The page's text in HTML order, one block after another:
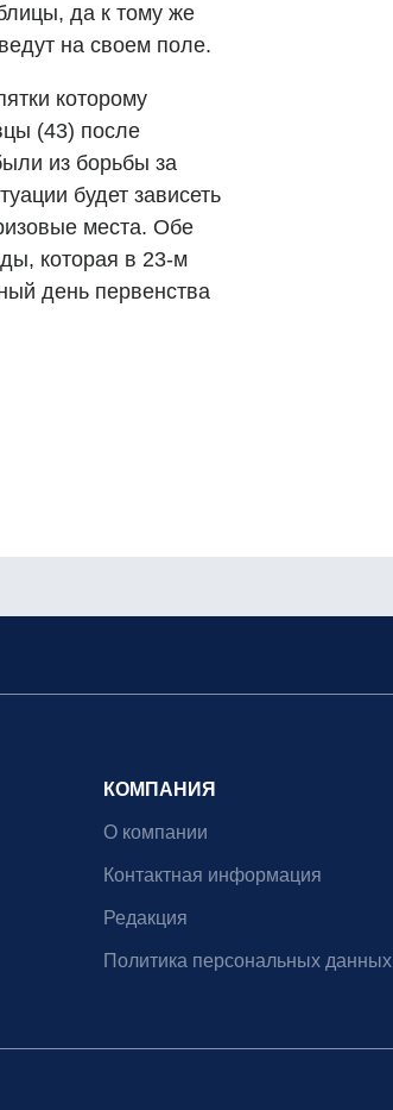
да к тому же
на своем поле.
которому
(43) после
из борьбы за
будет зависеть
места. Обе
которая в 23-м
день первенства
КОМПАНИЯ
О компании
Контактная информация
Редакция
Политика персональных данных